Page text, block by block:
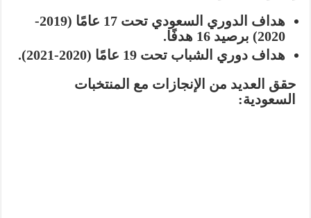
هداف الدوري السعودي تحت 17 عامًا (2019-
2020) برصيد 16 هدفًا.
هداف دوري الشباب تحت 19 عامًا (2020-2021).
حقق العديد من الإنجازات مع المنتخبات
السعودية: